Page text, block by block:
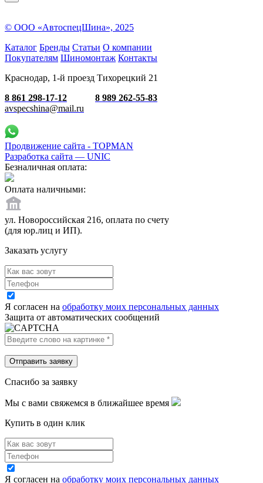
© ООО «АвтоспецШина», 2025
Каталог Бренды Статьи О компании
Покупателям Шиномонтаж Контакты
Краснодар, 1-й проезд Тихорецкий 21
8 861 298-17-12
8 989 262-55-83
avspecshina@mail.ru
Продвижение сайта - TOPMAN
Разработка сайта — UNIC
Безналичная оплата:
Оплата наличными:
ул. Новороссийская 216, оплата по счету
(для юр.лиц и ИП).
Заказать услугу
Я согласен на обработку моих персональных данных
Защита от автоматических сообщений
Спасибо за заявку
Мы с вами свяжемся в ближайшее время
Купить в один клик
Я согласен на обработку моих персональных данных